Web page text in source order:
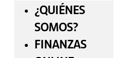
¿QUIÉNES
SOMOS?
FINANZAS